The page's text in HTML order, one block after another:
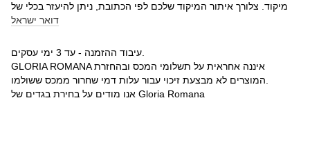
מיקוד. צלורך איתור המיקוד שלכם לפי הכתובת, ניתן להיעזר בכלי של
דואר ישראל
GLORIA ROMANA איננה אחראית על תשלומי המכס ובהחזרת
אנו מודים על בחירת בגדים של Gloria Romana